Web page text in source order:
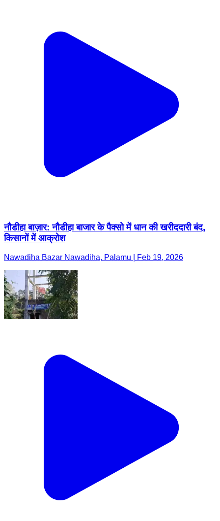
नौडीहा बाज़ार: नौडीहा बाजार के पैक्सो में धान की खरीददारी बंद,
किसानों में आक्रोश
Nawadiha Bazar Nawadiha, Palamu | Feb 19, 2026